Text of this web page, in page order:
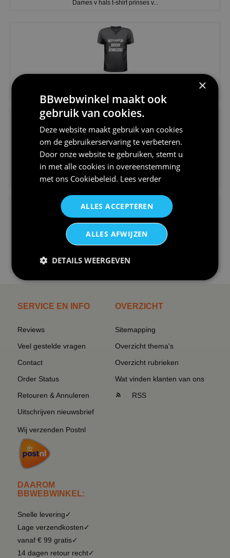
Dames v hals t-shirt prinses v...
€24,95
V-hals shirt rood wit blauw st...
I love korfbal t-shirt sport s...
SERVICE EN INFO
Reviews
Veel gestelde vragen
Contact
Order Status
Retouren & Annuleren
Uitschrijven nieuwsbrief
Wij verzenden Postnl
DAAROM
BBWEBWINKEL:
Snelle levering✓
Lage verzendkosten✓
vanaf € 99 gratis✓
14 dagen retour recht✓
OVERZICHT
Sitemapping
Overzicht thema's
Overzicht rubrieken
Wat vinden klanten van ons
RSS
×
BBwebwinkel maakt ook
gebruik van cookies.
Deze website maakt gebruik van cookies
om de gebruikerservaring te verbeteren.
Door onze website te gebruiken, stemt u
in met alle cookies in overeenstemming
met ons Cookiebeleid. Lees verder
ALLES ACCEPTEREN
ALLES AFWIJZEN
DETAILS WEERGEVEN